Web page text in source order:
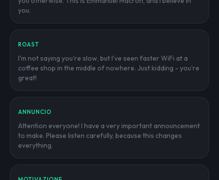
you.
ROAST
I'm not saying you're slow, but I've seen faster WiFi at a
coffee shop in the middle of nowhere. Just kidding - you're
great!
ANNUNCIO
Attention everyone! I have a very important announcement
to make. Please listen carefully, because this changes
everything.